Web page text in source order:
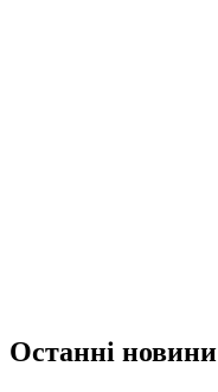
Останні новини